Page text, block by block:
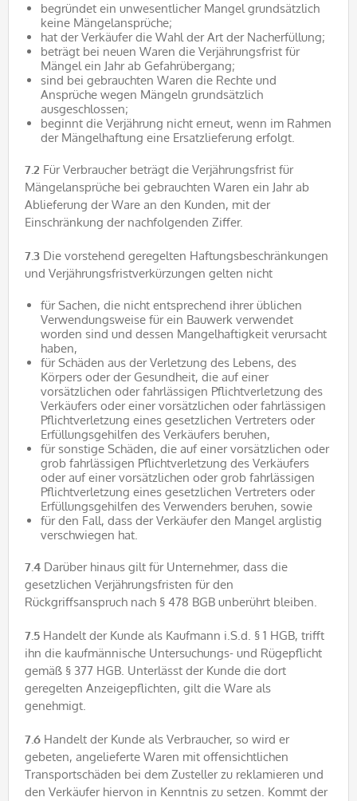
begründet ein unwesentlicher Mangel grundsätzlich
keine Mängelansprüche;
hat der Verkäufer die Wahl der Art der Nacherfüllung;
beträgt bei neuen Waren die Verjährungsfrist für
Mängel ein Jahr ab Gefahrübergang;
sind bei gebrauchten Waren die Rechte und
Ansprüche wegen Mängeln grundsätzlich
ausgeschlossen;
beginnt die Verjährung nicht erneut, wenn im Rahmen
der Mängelhaftung eine Ersatzlieferung erfolgt.
7.2 Für Verbraucher beträgt die Verjährungsfrist für
Mängelansprüche bei gebrauchten Waren ein Jahr ab
Ablieferung der Ware an den Kunden, mit der
Einschränkung der nachfolgenden Ziffer.
7.3 Die vorstehend geregelten Haftungsbeschränkungen
und Verjährungsfristverkürzungen gelten nicht
für Sachen, die nicht entsprechend ihrer üblichen
Verwendungsweise für ein Bauwerk verwendet
worden sind und dessen Mangelhaftigkeit verursacht
haben,
für Schäden aus der Verletzung des Lebens, des
Körpers oder der Gesundheit, die auf einer
vorsätzlichen oder fahrlässigen Pflichtverletzung des
Verkäufers oder einer vorsätzlichen oder fahrlässigen
Pflichtverletzung eines gesetzlichen Vertreters oder
Erfüllungsgehilfen des Verkäufers beruhen,
für sonstige Schäden, die auf einer vorsätzlichen oder
grob fahrlässigen Pflichtverletzung des Verkäufers
oder auf einer vorsätzlichen oder grob fahrlässigen
Pflichtverletzung eines gesetzlichen Vertreters oder
Erfüllungsgehilfen des Verwenders beruhen, sowie
für den Fall, dass der Verkäufer den Mangel arglistig
verschwiegen hat.
7.4 Darüber hinaus gilt für Unternehmer, dass die
gesetzlichen Verjährungsfristen für den
Rückgriffsanspruch nach § 478 BGB unberührt bleiben.
7.5 Handelt der Kunde als Kaufmann i.S.d. § 1 HGB, trifft
ihn die kaufmännische Untersuchungs- und Rügepflicht
gemäß § 377 HGB. Unterlässt der Kunde die dort
geregelten Anzeigepflichten, gilt die Ware als
genehmigt.
7.6 Handelt der Kunde als Verbraucher, so wird er
gebeten, angelieferte Waren mit offensichtlichen
Transportschäden bei dem Zusteller zu reklamieren und
den Verkäufer hiervon in Kenntnis zu setzen. Kommt der